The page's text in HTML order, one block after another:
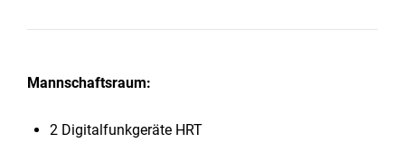
Mannschaftsraum:
2 Digitalfunkgeräte HRT